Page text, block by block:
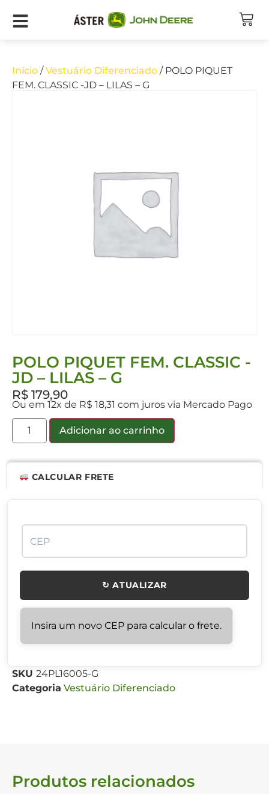
Início /Vestuário Diferenciado / POLO PIQUET
FEM. CLASSIC -JD – LILAS – G
POLO PIQUET FEM. CLASSIC -
JD – LILAS – G
R$ 179,90
Ou em 12x de R$ 18,31 com juros via Mercado Pago
Adicionar ao carrinho
CALCULAR FRETE
↻ ATUALIZAR
Insira um novo CEP para calcular o frete.
SKU 24PL16005-G
Categoria Vestuário Diferenciado
Produtos relacionados